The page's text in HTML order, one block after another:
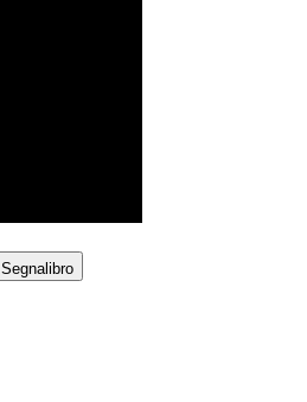
Segnalibro